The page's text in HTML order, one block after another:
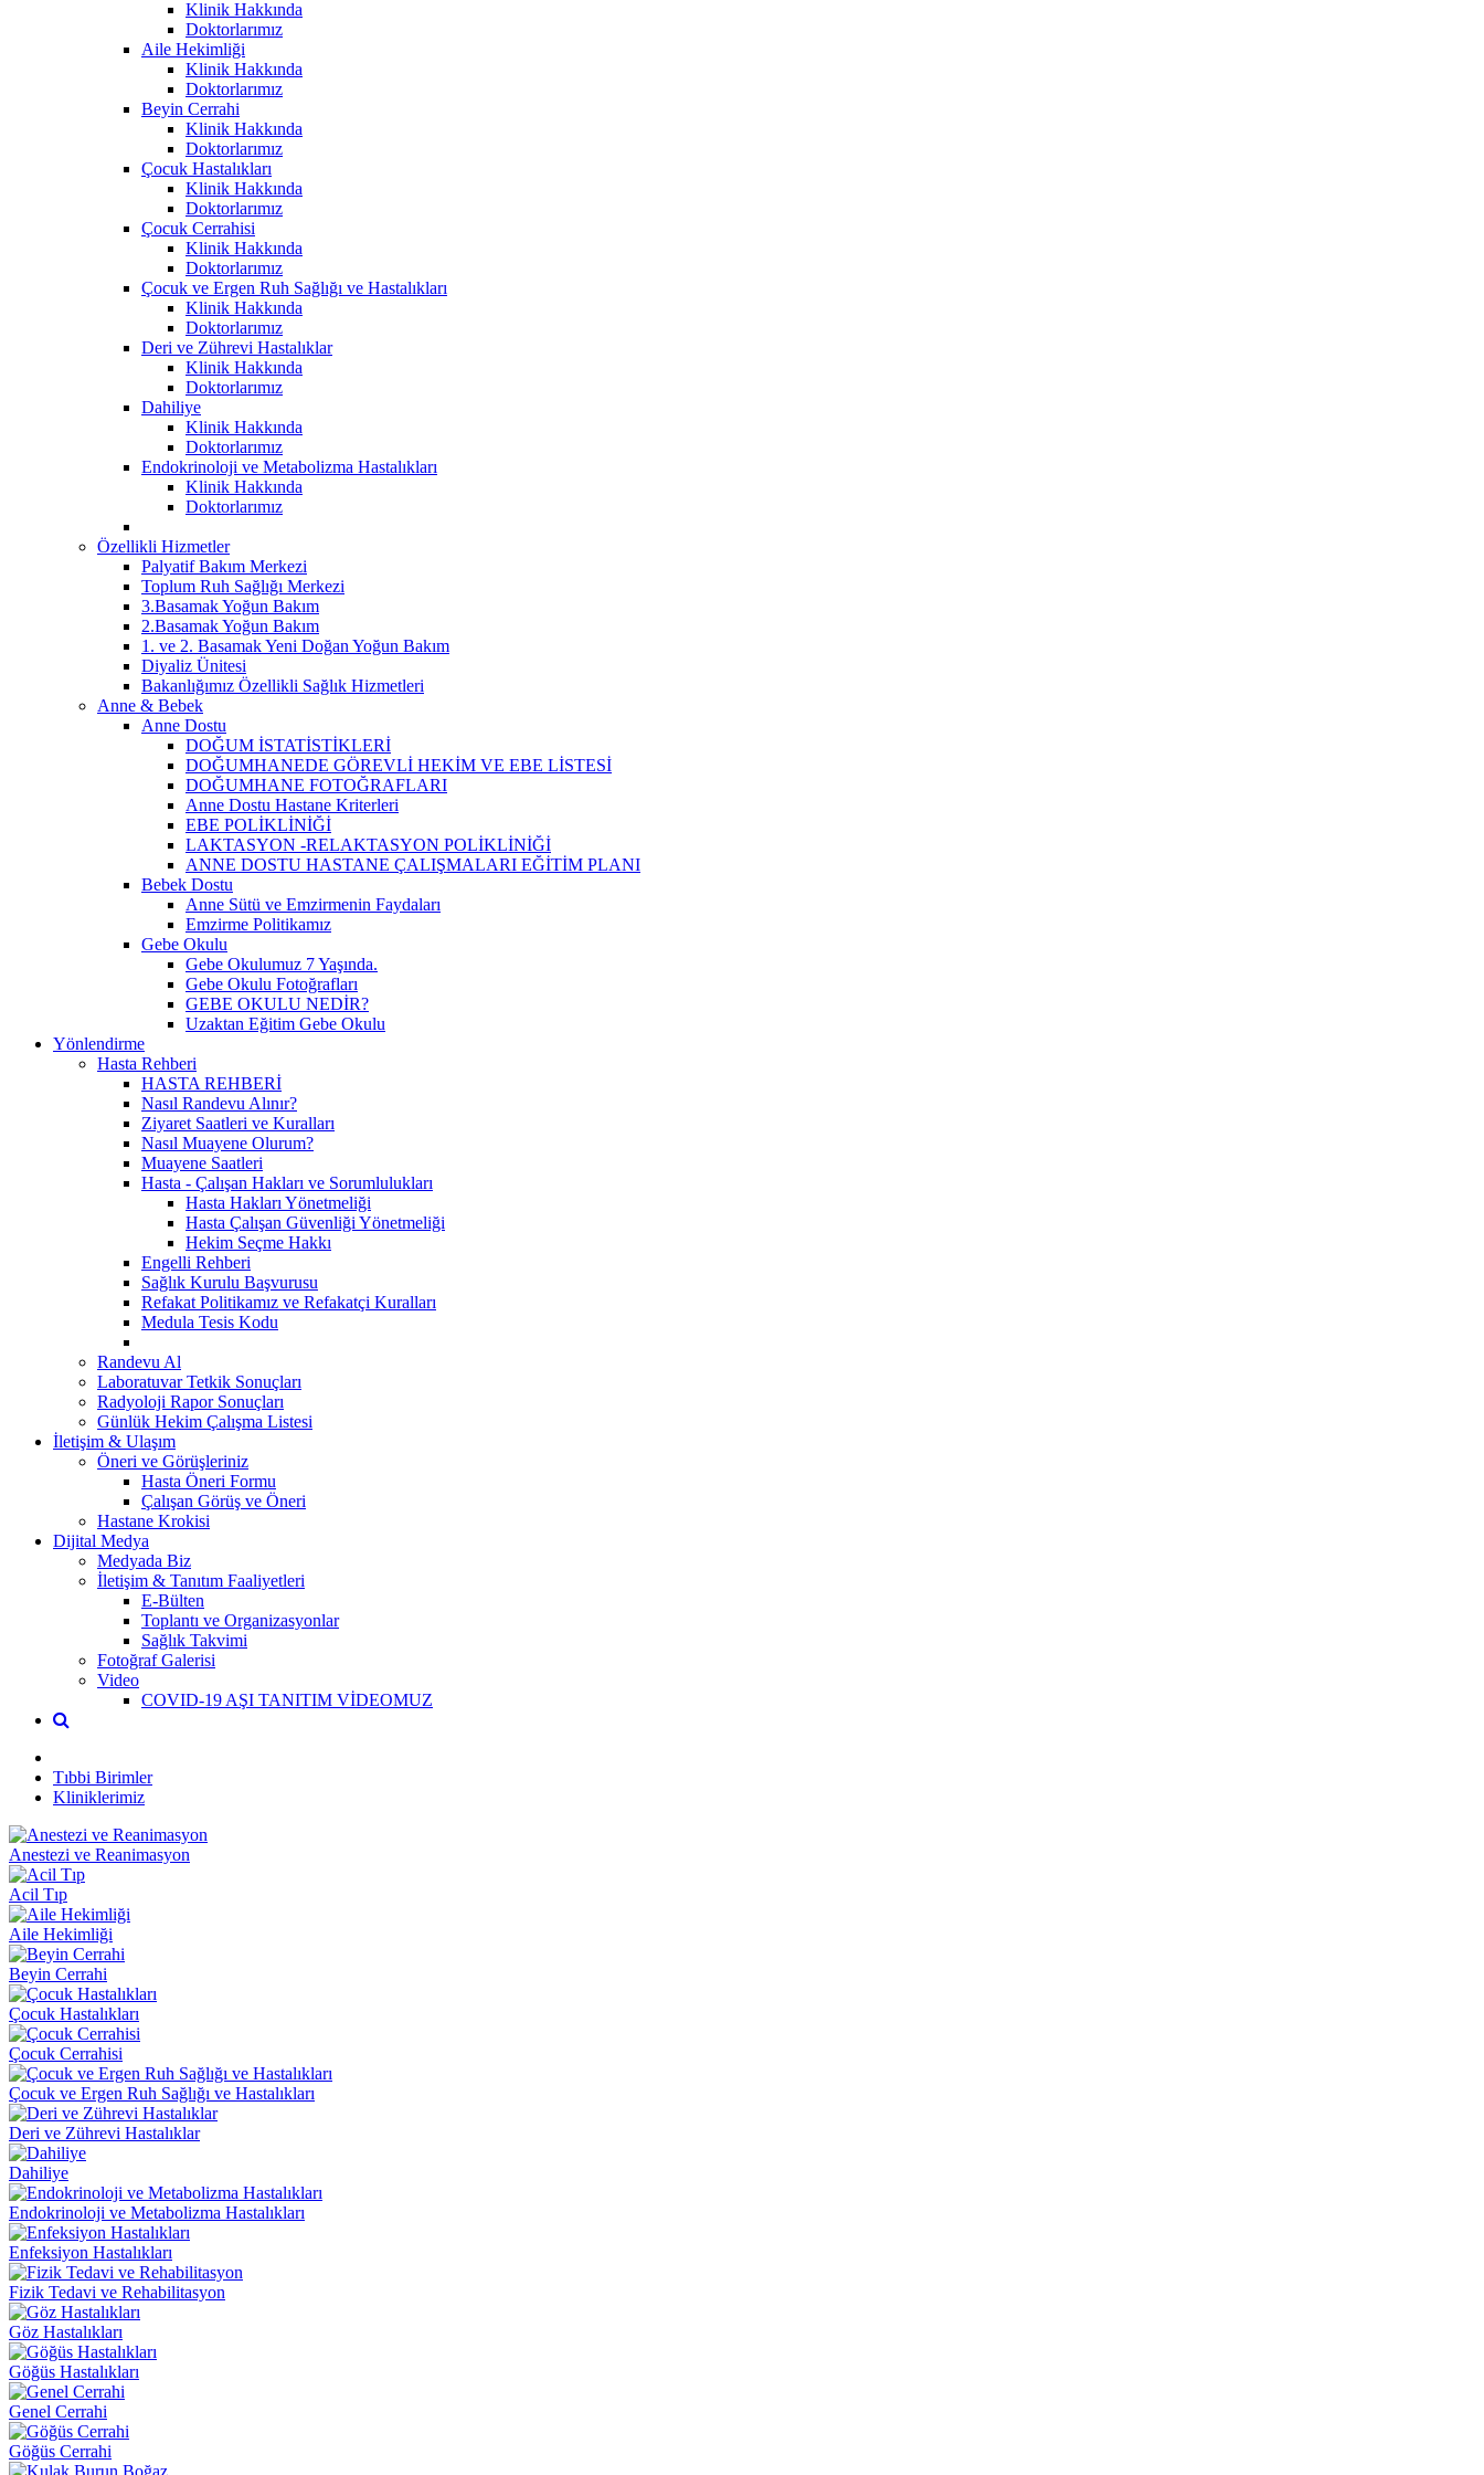
Klinik Hakkında
Doktorlarımız
Aile Hekimliği
Klinik Hakkında
Doktorlarımız
Beyin Cerrahi
Klinik Hakkında
Doktorlarımız
Çocuk Hastalıkları
Klinik Hakkında
Doktorlarımız
Çocuk Cerrahisi
Klinik Hakkında
Doktorlarımız
Çocuk ve Ergen Ruh Sağlığı ve Hastalıkları
Klinik Hakkında
Doktorlarımız
Deri ve Zührevi Hastalıklar
Klinik Hakkında
Doktorlarımız
Dahiliye
Klinik Hakkında
Doktorlarımız
Endokrinoloji ve Metabolizma Hastalıkları
Klinik Hakkında
Doktorlarımız
Özellikli Hizmetler
Palyatif Bakım Merkezi
Toplum Ruh Sağlığı Merkezi
3.Basamak Yoğun Bakım
2.Basamak Yoğun Bakım
1. ve 2. Basamak Yeni Doğan Yoğun Bakım
Diyaliz Ünitesi
Bakanlığımız Özellikli Sağlık Hizmetleri
Anne & Bebek
Anne Dostu
DOĞUM İSTATİSTİKLERİ
DOĞUMHANEDE GÖREVLİ HEKİM VE EBE LİSTESİ
DOĞUMHANE FOTOĞRAFLARI
Anne Dostu Hastane Kriterleri
EBE POLİKLİNİĞİ
LAKTASYON -RELAKTASYON POLİKLİNİĞİ
ANNE DOSTU HASTANE ÇALIŞMALARI EĞİTİM PLANI
Bebek Dostu
Anne Sütü ve Emzirmenin Faydaları
Emzirme Politikamız
Gebe Okulu
Gebe Okulumuz 7 Yaşında.
Gebe Okulu Fotoğrafları
GEBE OKULU NEDİR?
Uzaktan Eğitim Gebe Okulu
Yönlendirme
Hasta Rehberi
HASTA REHBERİ
Nasıl Randevu Alınır?
Ziyaret Saatleri ve Kuralları
Nasıl Muayene Olurum?
Muayene Saatleri
Hasta - Çalışan Hakları ve Sorumlulukları
Hasta Hakları Yönetmeliği
Hasta Çalışan Güvenliği Yönetmeliği
Hekim Seçme Hakkı
Engelli Rehberi
Sağlık Kurulu Başvurusu
Refakat Politikamız ve Refakatçi Kuralları
Medula Tesis Kodu
Randevu Al
Laboratuvar Tetkik Sonuçları
Radyoloji Rapor Sonuçları
Günlük Hekim Çalışma Listesi
İletişim & Ulaşım
Öneri ve Görüşleriniz
Hasta Öneri Formu
Çalışan Görüş ve Öneri
Hastane Krokisi
Dijital Medya
Medyada Biz
İletişim & Tanıtım Faaliyetleri
E-Bülten
Toplantı ve Organizasyonlar
Sağlık Takvimi
Fotoğraf Galerisi
Video
COVID-19 AŞI TANITIM VİDEOMUZ
Tıbbi Birimler
Kliniklerimiz
Anestezi ve Reanimasyon
Acil Tıp
Aile Hekimliği
Beyin Cerrahi
Çocuk Hastalıkları
Çocuk Cerrahisi
Çocuk ve Ergen Ruh Sağlığı ve Hastalıkları
Deri ve Zührevi Hastalıklar
Dahiliye
Endokrinoloji ve Metabolizma Hastalıkları
Enfeksiyon Hastalıkları
Fizik Tedavi ve Rehabilitasyon
Göz Hastalıkları
Göğüs Hastalıkları
Genel Cerrahi
Göğüs Cerrahi